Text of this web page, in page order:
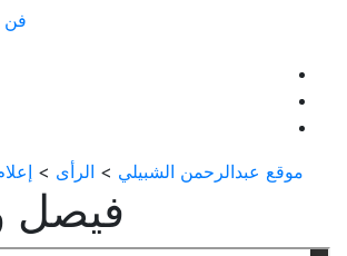
فن
موقع عبدالرحمن الشبيلي > الرأى >
فيصل